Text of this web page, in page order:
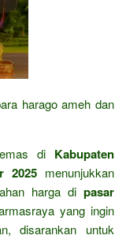
harago ameh dan
di Kabupaten
2025 menunjukkan
harga di pasar
yang ingin
disarankan untuk